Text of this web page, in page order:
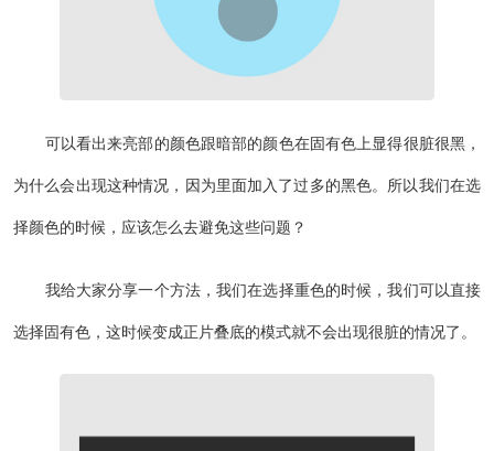
可以看出来亮部的颜色跟暗部的颜色在固有色上显得很脏很黑，
为什么会出现这种情况，因为里面加入了过多的黑色。所以我们在选
择颜色的时候，应该怎么去避免这些问题？
我给大家分享一个方法，我们在选择重色的时候，我们可以直接
选择固有色，这时候变成正片叠底的模式就不会出现很脏的情况了。